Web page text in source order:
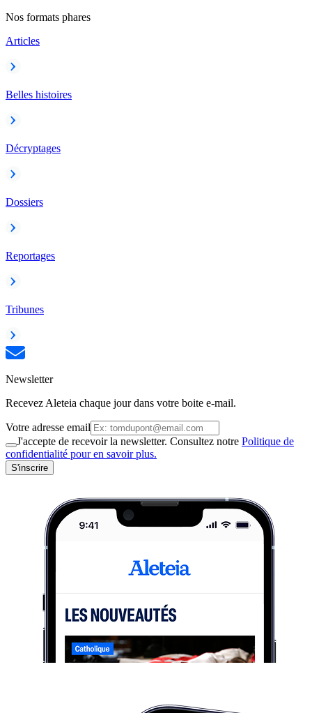
Nos formats phares
Articles
Belles histoires
Décryptages
Dossiers
Reportages
Tribunes
Newsletter
Recevez Aleteia chaque jour dans votre boite e-mail.
Votre adresse email
J'accepte de recevoir la newsletter. Consultez notre Politique de
confidentialité pour en savoir plus.
S'inscrire